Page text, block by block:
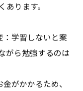
ります。
：学習しないと案
がら勉強するのは
がかかるため、